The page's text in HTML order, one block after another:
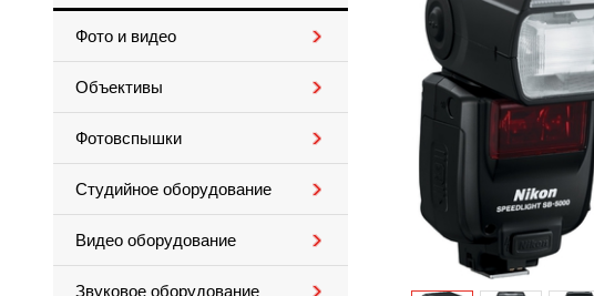
Фото и видео
Объективы
Фотовспышки
Студийное оборудование
Видео оборудование
Звуковое оборудование